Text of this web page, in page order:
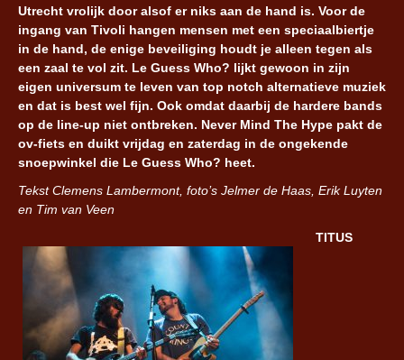
Utrecht vrolijk door alsof er niks aan de hand is. Voor de
ingang van Tivoli hangen mensen met een speciaalbiertje
in de hand, de enige beveiliging houdt je alleen tegen als
een zaal te vol zit. Le Guess Who? lijkt gewoon in zijn
eigen universum te leven van top notch alternatieve muziek
en dat is best wel fijn. Ook omdat daarbij de hardere bands
op de line-up niet ontbreken. Never Mind The Hype pakt de
ov-fiets en duikt vrijdag en zaterdag in de ongekende
snoepwinkel die Le Guess Who? heet.
Tekst Clemens Lambermont, foto’s Jelmer de Haas, Erik Luyten
en Tim van Veen
TITUS